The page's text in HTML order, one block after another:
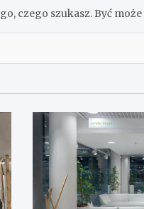
czego szukasz. Być